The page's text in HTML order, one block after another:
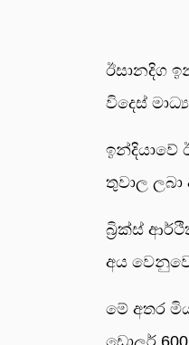
ඊසානදිග
විදෙස්
ඉන්දියාවේ
තුවාල
බ්‍රික්ස්
අය
මේ අතර
ඩොලර් 600